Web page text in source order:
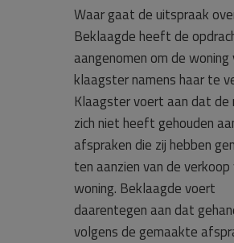
Waar gaat de uitspraak
Beklaagde heeft de
aangenomen om de woning
klaagster namens haar te
Klaagster voert aan dat de
zich niet heeft gehouden
afspraken die zij hebben
ten aanzien van de verkoop
woning. Beklaagde voert
daarentegen aan dat
volgens de gemaakte